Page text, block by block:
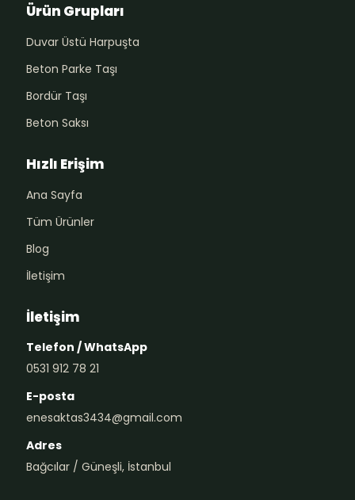
Ürün Grupları
Duvar Üstü Harpuşta
Beton Parke Taşı
Bordür Taşı
Beton Saksı
Hızlı Erişim
Ana Sayfa
Tüm Ürünler
Blog
İletişim
İletişim
Telefon / WhatsApp
0531 912 78 21
E-posta
enesaktas3434@gmail.com
Adres
Bağcılar / Güneşli, İstanbul